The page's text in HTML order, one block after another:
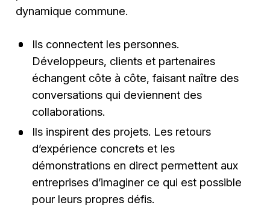
dynamique commune.
Ils connectent les personnes.
Développeurs, clients et partenaires
échangent côte à côte, faisant naître des
conversations qui deviennent des
collaborations.
Ils inspirent des projets. Les retours
d’expérience concrets et les
démonstrations en direct permettent aux
entreprises d’imaginer ce qui est possible
pour leurs propres défis.